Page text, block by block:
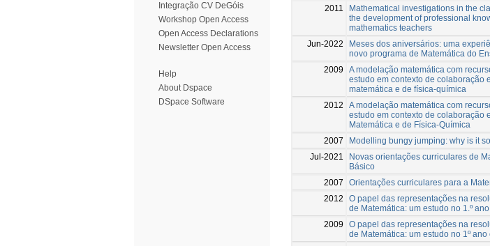
Integração CV DeGóis
Workshop Open Access
Open Access Declarations
Newsletter Open Access
Help
About Dspace
DSpace Software
2011
Mathematical investigations in the
the development of professional
mathematics teachers
Jun-2022
Meses dos aniversários: uma
novo programa de Matemática do
2009
A modelação matemática com
estudo em contexto de colaboração
matemática e de física-química
2012
A modelação matemática com
estudo em contexto de colaboração
Matemática e de Física-Química
2007 Modelling bungy jumping: why is it
Jul-2021
Novas orientações curriculares de
Básico
2007 Orientações curriculares para a
2012
O papel das representações na
de Matemática: um estudo no 1.º
2009
O papel das representações na
de Matemática: um estudo no 1º